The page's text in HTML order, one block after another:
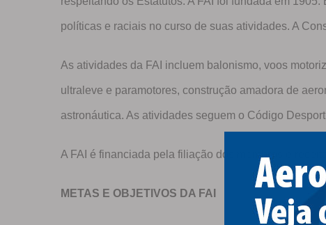
políticas e raciais no curso de suas atividades. A
As atividades da FAI incluem balonismo, voos
ultraleve e paramotores, construção amadora de
astronáutica. As atividades seguem o Código
A FAI é financiada pela filiação dos membros e
METAS E OBJETIVOS DA FAI